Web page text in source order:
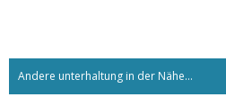
Andere unterhaltung in der Nähe...